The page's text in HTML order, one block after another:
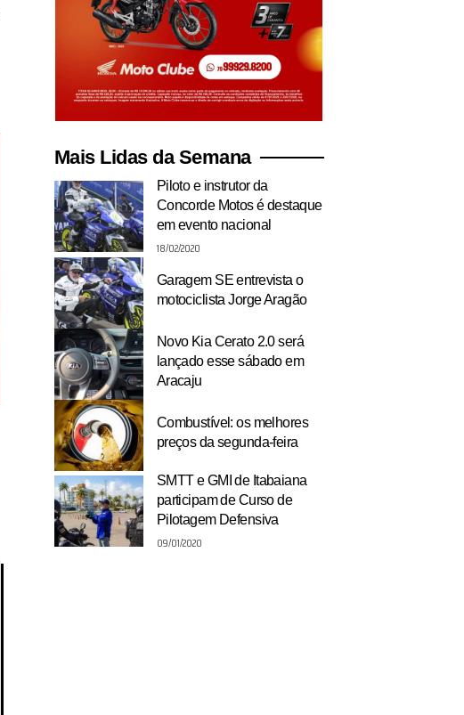
Mais Lidas da Semana
Piloto e instrutor da
Concorde Motos é destaque
em evento nacional
18/02/2020
Garagem SE entrevista o
motociclista Jorge Aragão
Novo Kia Cerato 2.0 será
lançado esse sábado em
Aracaju
Combustível: os melhores
preços da segunda-feira
SMTT e GMI de Itabaiana
participam de Curso de
Pilotagem Defensiva
09/01/2020